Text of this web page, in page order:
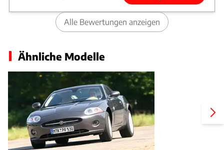
Alle Bewertungen anzeigen
Ähnliche Modelle